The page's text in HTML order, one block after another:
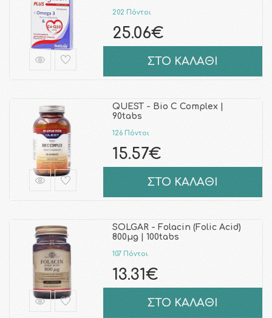
202 Πόντοι
25.06€
ΣΤΟ ΚΑΛΑΘΙ
QUEST - Bio C Complex |
90tabs
126 Πόντοι
15.57€
ΣΤΟ ΚΑΛΑΘΙ
SOLGAR - Folacin (Folic Acid)
800μg | 100tabs
107 Πόντοι
13.31€
ΣΤΟ ΚΑΛΑΘΙ